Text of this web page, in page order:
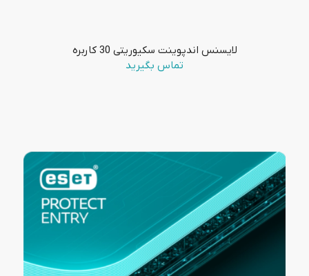
لایسنس اندپوینت سکیوریتی 30 کاربره
تماس بگیرید